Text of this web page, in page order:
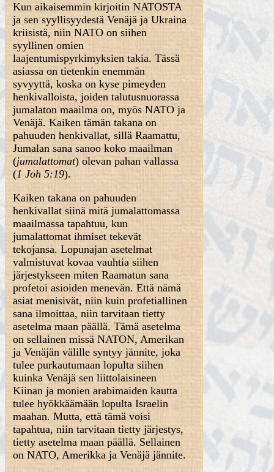
Kun aikaisemmin kirjoitin NATOSTA
ja sen syyllisyydestä Venäjä ja Ukraina
kriisistä, niin NATO on siihen
syyllinen omien
laajentumispyrkimyksien takia. Tässä
asiassa on tietenkin enemmän
syvyyttä, koska on kyse pimeyden
henkivalloista, joiden talutusnuorassa
jumalaton maailma on, myös NATO ja
Venäjä. Kaiken tämän takana on
pahuuden henkivallat, sillä Raamattu,
Jumalan sana sanoo koko maailman
(jumalattomat) olevan pahan vallassa
(1 Joh 5:19).
Kaiken takana on pahuuden
henkivallat siinä mitä jumalattomassa
maailmassa tapahtuu, kun
jumalattomat ihmiset tekevät
tekojansa. Lopunajan asetelmat
valmistuvat kovaa vauhtia siihen
järjestykseen miten Raamatun sana
profetoi asioiden menevän. Että nämä
asiat menisivät, niin kuin profetiallinen
sana ilmoittaa, niin tarvitaan tietty
asetelma maan päällä. Tämä asetelma
on sellainen missä NATON, Amerikan
ja Venäjän välille syntyy jännite, joka
tulee purkautumaan lopulta siihen
kuinka Venäjä sen liittolaisineen
Kiinan ja monien arabimaiden kautta
tulee hyökkäämään lopulta Israelin
maahan. Mutta, että tämä voisi
tapahtua, niin tarvitaan tietty järjestys,
tietty asetelma maan päällä. Sellainen
on NATO, Amerikka ja Venäjä jännite.